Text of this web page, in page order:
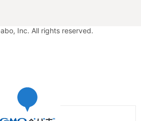
Inc. All rights reserved.